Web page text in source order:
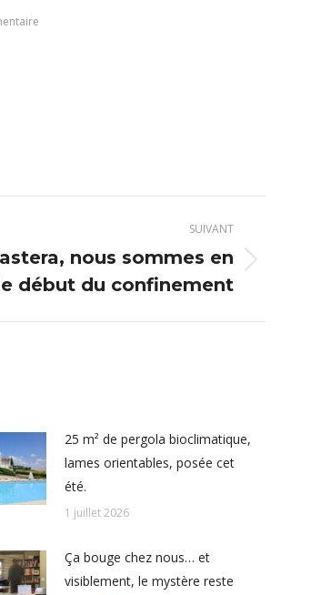
SUIVANT
nous sommes en
début du confinement
25 m² de pergola bioclimatique,
lames orientables, posée cet
été.
1 juillet 2026
Ça bouge chez nous… et
visiblement, le mystère reste